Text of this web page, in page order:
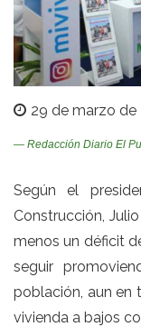
29 de marzo de
— Redacción Diario El
Según el
Construcción,
menos un déficit
seguir
población, aun en
vivienda a bajos